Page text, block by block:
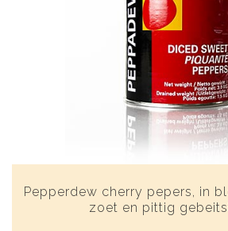
Pepperdew cherry pepers, in
zoet en pittig